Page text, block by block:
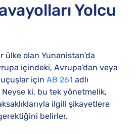
Yolcu
ülke olan Yunanistan'da
içindeki, Avrupa'dan veya
için AB 261 adlı
ki, bu tek yönetmelik,
ilgili şikayetlere
belirler.